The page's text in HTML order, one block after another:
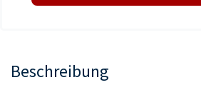
Beschreibung